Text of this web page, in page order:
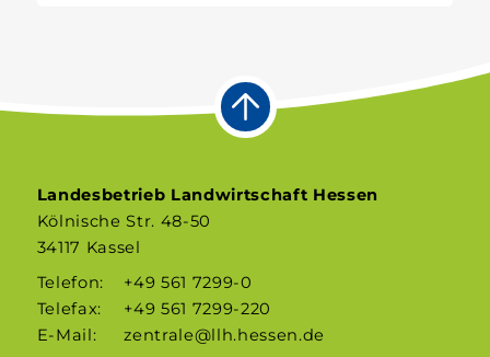
Landesbetrieb Landwirtschaft Hessen
Kölnische Str. 48-50
34117 Kassel
Telefon:
+49 561 7299-0
Telefax:
+49 561 7299-220
E-Mail:
zentrale@llh.hessen.de